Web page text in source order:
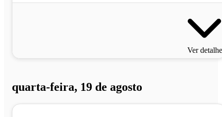
Ver
quarta-feira, 19 de agosto